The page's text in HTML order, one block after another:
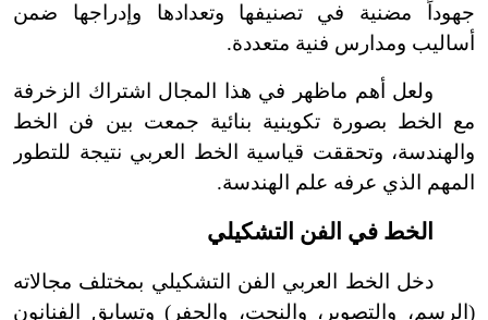
جهوداً مضنية في تصنيفها وتعدادها وإدراجها ضمن
أساليب ومدارس فنية متعددة.
ولعل أهم ماظهر في هذا المجال اشتراك الزخرفة
مع الخط بصورة تكوينية بنائية جمعت بين فن الخط
والهندسة، وتحققت قياسية الخط العربي نتيجة للتطور
المهم الذي عرفه علم الهندسة.
الخط في الفن التشكيلي
دخل الخط العربي الفن التشكيلي بمختلف مجالاته
(الرسم، والتصوير، والنحت، والحفر) وتسابق الفنانون